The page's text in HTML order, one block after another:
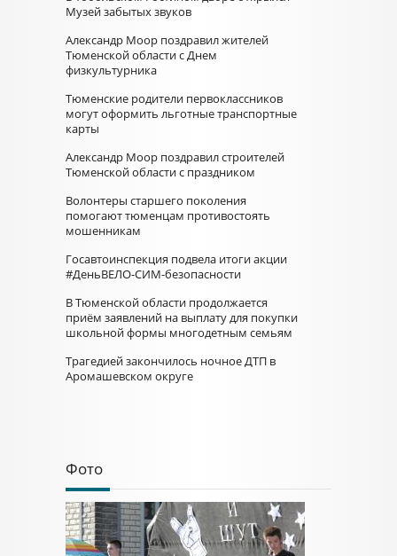
Музей забытых звуков
Александр Моор поздравил жителей
Тюменской области с Днем
физкультурника
Тюменские родители первоклассников
могут оформить льготные транспортные
карты
Александр Моор поздравил строителей
Тюменской области с праздником
Волонтеры старшего поколения
помогают тюменцам противостоять
мошенникам
Госавтоинспекция подвела итоги акции
#ДеньВЕЛО-СИМ-безопасности
В Тюменской области продолжается
приём заявлений на выплату для покупки
школьной формы многодетным семьям
Трагедией закончилось ночное ДТП в
Аромашевском округе
Фото